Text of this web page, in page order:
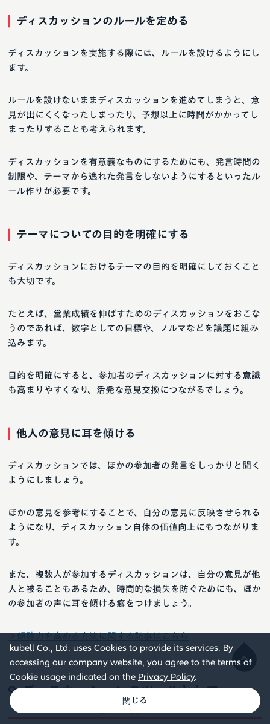
kubell Co., Ltd. uses Cookies to provide its services. By
accessing our company website, you agree to the terms of
Cookie usage indicated on the Privacy Policy.
ディスカッションのルールを定める
ディスカッションを実施する際には、ルールを設けるようにし
ます。
ルールを設けないままディスカッションを進めてしまうと、意
見が出にくくなったしまったり、予想以上に時間がかかってし
まったりすることも考えられます。
ディスカッションを有意義なものにするためにも、発言時間の
制限や、テーマから逸れた発言をしないようにするといったル
ール作りが必要です。
テーマについての目的を明確にする
ディスカッションにおけるテーマの目的を明確にしておくこと
も大切です。
たとえば、営業成績を伸ばすためのディスカッションをおこな
うのであれば、数字としての目標や、ノルマなどを議題に組み
込みます。
目的を明確にすると、参加者のディスカッションに対する意識
も高まりやすくなり、活発な意見交換につながるでしょう。
他人の意見に耳を傾ける
ディスカッションでは、ほかの参加者の発言をしっかりと聞く
ようにしましょう。
ほかの意見を参考にすることで、自分の意見に反映させられる
ようになり、ディスカッション自体の価値向上にもつながりま
す。
また、複数人が参加するディスカッションは、自分の意見が他
人と被ることもあるため、時間的な損失を防ぐためにも、ほか
の参加者の声に耳を傾ける癖をつけましょう。
＞傾聴力を高める方法に関する記事はこちら
ディスカッションのツールとして
「Chatwork」を活用しよう